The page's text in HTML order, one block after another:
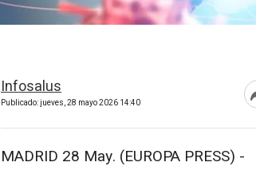
Infosalus
Publicado: jueves, 28 mayo 2026 14:40
MADRID 28 May. (EUROPA PRESS) -